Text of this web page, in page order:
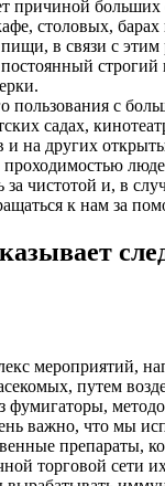
причиной
столовых, барах
в связи с этим
строгий
пользования с
садах,
и на других
за чистотой и, в
к нам за
мероприятий,
путем
фумигаторы,
важно, что мы
препараты,
торговой сети